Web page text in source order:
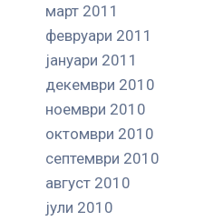
март 2011
февруари 2011
јануари 2011
декември 2010
ноември 2010
октомври 2010
септември 2010
август 2010
јули 2010